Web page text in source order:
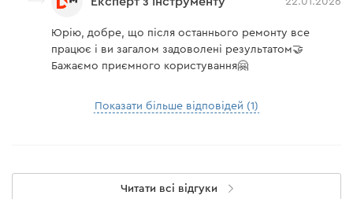
Юрію, добре, що після останнього ремонту все
працює і ви загалом задоволені результатом🤝
Бажаємо приємного користування🤗
Показати більше відповідей (1)
Читати всі відгуки